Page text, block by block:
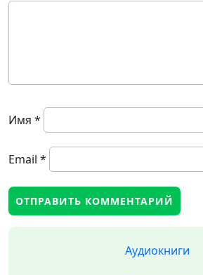
Имя *
Email *
Аудиокниги